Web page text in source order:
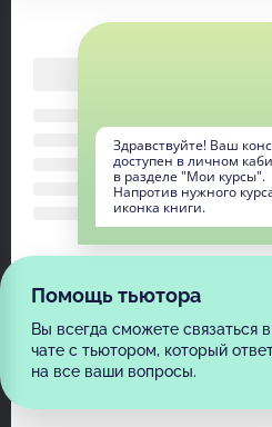
Здравствуйте! Ваш
доступен в личном
в разделе "Мои курсы".
Напротив нужного
иконка книги.
Помощь тьютора
Вы всегда сможете связаться в
чате с тьютором, который
на все ваши вопросы.